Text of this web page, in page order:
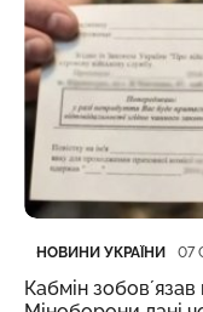
Категорія
НОВИНИ УКРАЇНИ
Дата публікації 07
Кабмін